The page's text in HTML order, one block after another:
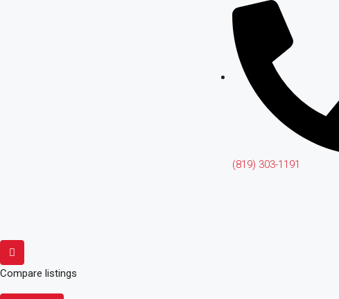
(819) 303-1191
Compare listings